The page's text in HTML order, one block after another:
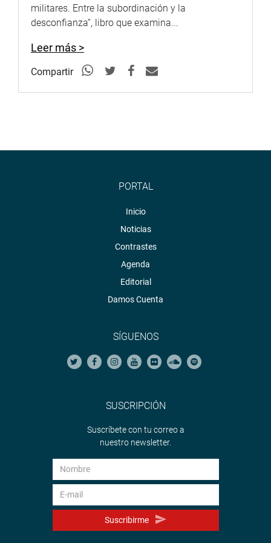
militares. Entre la subordinación y la
desconfianza”, libro que examina...
Leer más >
Compartir
PORTAL
Inicio
Noticias
Contrastes
Agenda
Editorial
Damos Cuenta
SÍGUENOS
SUSCRIPCIÓN
Suscríbete con tu correo a
nuestro newsletter.
Suscribirme